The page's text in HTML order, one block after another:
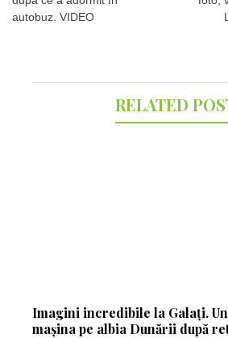
autobuz. VIDEO
RELATED
Imagini incredibile la Galați.
mașina pe albia Dunării după